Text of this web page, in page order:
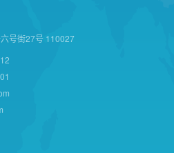
号街27号 110027